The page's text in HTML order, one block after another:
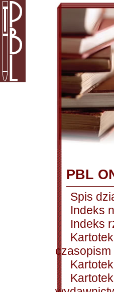
PBL
Spis
Indeks
Indeks
czasopism